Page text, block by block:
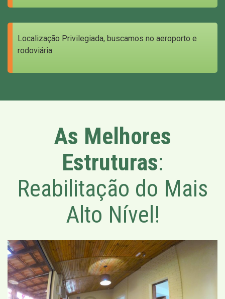
Localização Privilegiada, buscamos no aeroporto e
rodoviária
As Melhores
Estruturas:
Reabilitação do Mais
Alto Nível!